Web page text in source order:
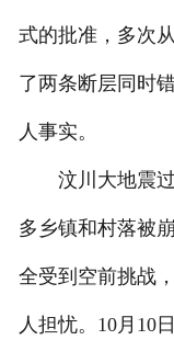
式的批准，多次
了两条断层同时
人事实。
汶川大地震过
多乡镇和村落被
全受到空前挑战
人担忧。10月10